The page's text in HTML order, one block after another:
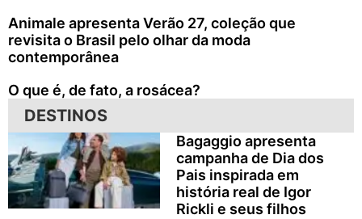
Animale apresenta Verão 27, coleção que
revisita o Brasil pelo olhar da moda
contemporânea
O que é, de fato, a rosácea?
DESTINOS
Bagaggio apresenta
campanha de Dia dos
Pais inspirada em
história real de Igor
Rickli e seus filhos